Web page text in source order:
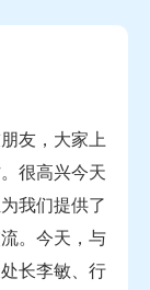
友，大家上
很高兴今天
我们提供了
。今天，与
长李敏、行